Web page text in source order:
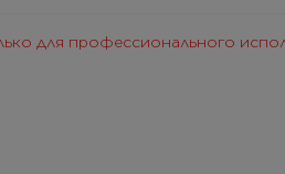
для профессионального